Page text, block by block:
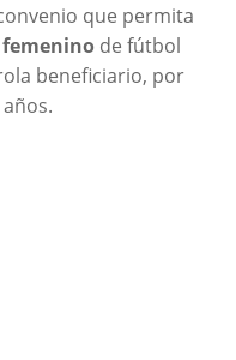
que permita
de fútbol
beneficiario, por